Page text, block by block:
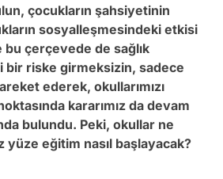
çocukların şahsiyetinin
sosyalleşmesindeki etkisi
bu çerçevede de sağlık
bir riske girmeksizin, sadece
ederek, okullarımızı
kararımız da devam
bulundu. Peki, okullar ne
yüze eğitim nasıl başlayacak?